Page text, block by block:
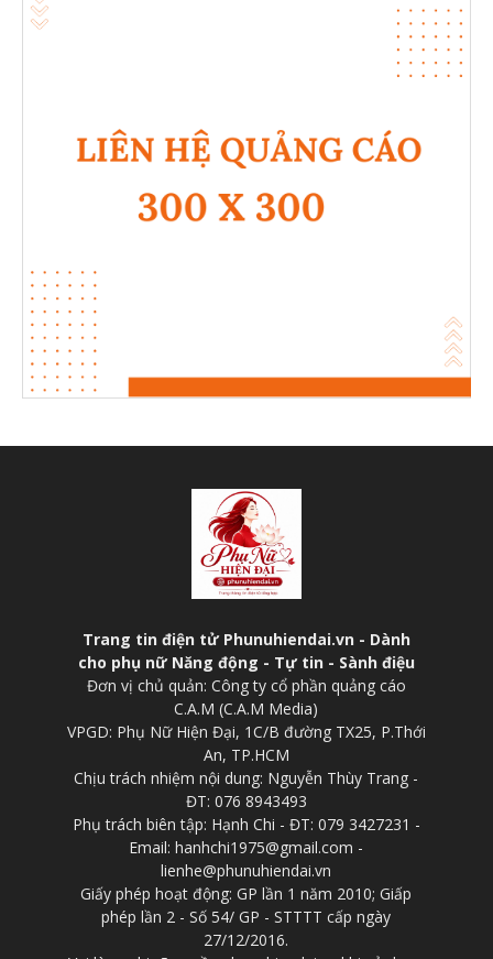
Trang tin điện tử Phunuhiendai.vn - Dành
cho phụ nữ Năng động - Tự tin - Sành điệu
Đơn vị chủ quản: Công ty cổ phần quảng cáo
C.A.M (C.A.M Media)
VPGD: Phụ Nữ Hiện Đại, 1C/B đường TX25, P.Thới
An, TP.HCM
Chịu trách nhiệm nội dung: Nguyễn Thùy Trang -
ĐT: 076 8943493
Phụ trách biên tập: Hạnh Chi - ĐT: 079 3427231 -
Email: hanhchi1975@gmail.com -
lienhe@phunuhiendai.vn
Giấy phép hoạt động: GP lần 1 năm 2010; Giấp
phép lần 2 - Số 54/ GP - STTTT cấp ngày
27/12/2016.